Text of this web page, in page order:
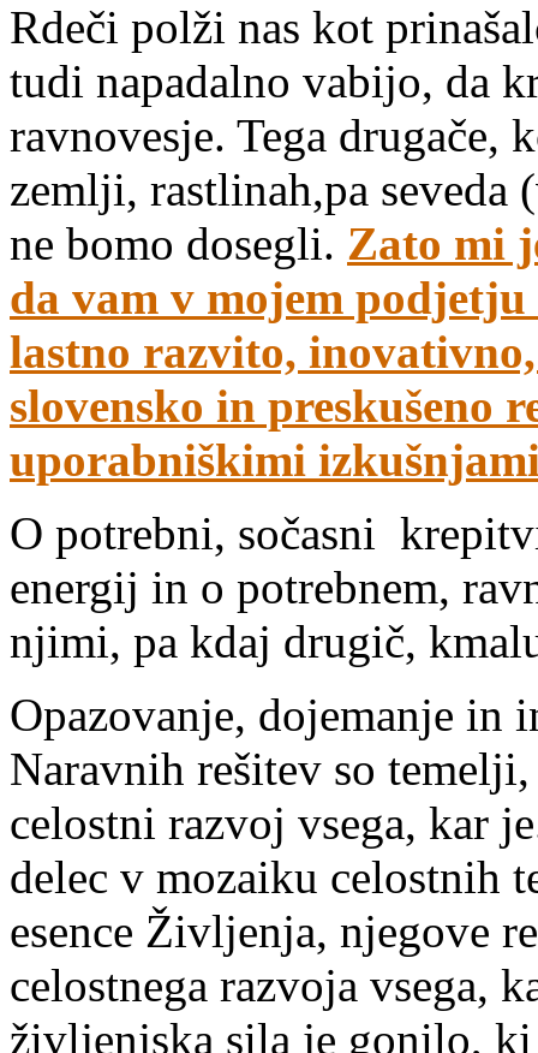
Rdeči polži nas kot
tudi napadalno vabijo, da
ravnovesje. Tega drugače,
zemlji, rastlinah,pa
ne bomo dosegli. Zato mi
da vam v mojem
lastno razvito,
slovensko in preskušeno
uporabniškimi
O potrebni, sočasni
energij in o potrebnem,
njimi, pa kdaj drugič,
Opazovanje, dojemanje in
Naravnih rešitev so
celostni razvoj vsega, kar
delec v mozaiku celostnih
esence Življenja, njegove
celostnega razvoja vsega,
življenjska sila je gonilo,